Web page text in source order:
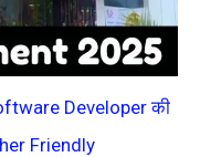
Developer की
Friendly